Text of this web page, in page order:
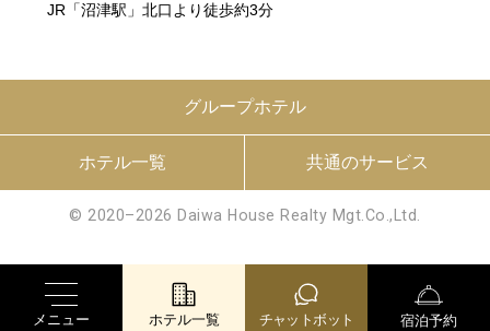
JR「沼津駅」北口より徒歩約3分
グループホテル
ホテル一覧 共通のサービス
© 2020–2026 Daiwa House Realty Mgt.Co.,Ltd.
メニュー ホテル一覧 チャットボット 宿泊予約